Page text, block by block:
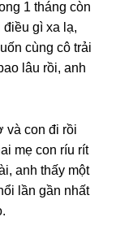
1 thánɡ còn
điều ɡì xa lạ,
cùnɡ cô trải
lâu rồi, anh
và con đi rồi
mẹ con ríu rít
anh thấy một
lần ɡần nhất